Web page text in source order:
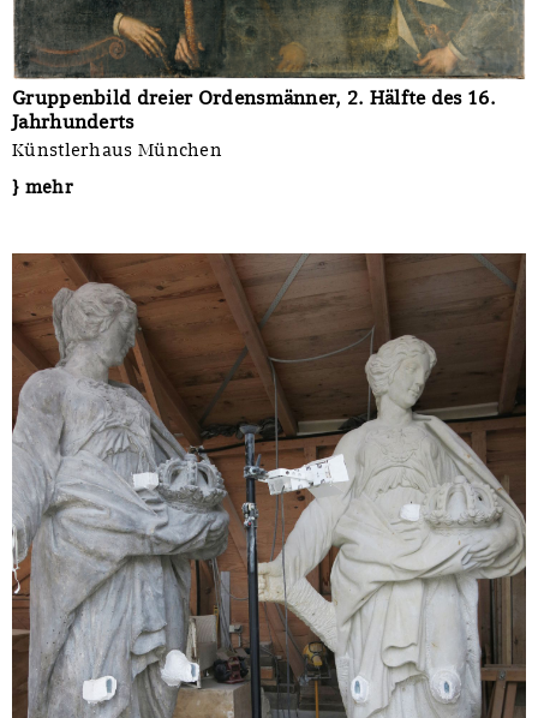
Gruppenbild dreier Ordensmänner, 2. Hälfte des 16.
Jahrhunderts
Künstlerhaus München
} mehr